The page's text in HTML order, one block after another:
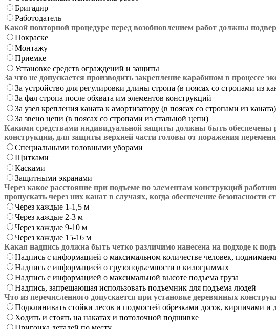
Бригадир
Работодатель
Какой повторной процедуре перед возобновлением работ должны
Покраске
Монтажу
Приемке
Установке средств ограждений и защиты
За что не допускается производить закрепление карабином в процессе
За устройство для регулировки длины стропа (в поясах со стропами из
За фал стропа после обхвата им элементов конструкций
За узел крепления каната к амортизатору (в поясах со стропами из каната)
За звено цепи (в поясах со стропами из стальной цепи)
Какими средствами индивидуальной защиты должны быть
конструкции, для защиты верхней части головы от поражения
Специальными головными уборами
Щитками
Касками
Защитными экранами
Через какое расстояние при подъеме по элементам конструкций
пропускать через них канат в случаях, когда обеспечение безопасности
Через каждые 1-1,5 м
Через каждые 2-3 м
Через каждые 9-10 м
Через каждые 15-16 м
Какая надпись должна быть четко различимо нанесена на подходе к
Надпись с информацией о максимальном количестве человек,
Надпись с информацией о грузоподъемности в килограммах
Надпись с информацией о максимальной высоте подъема груза
Надпись, запрещающая использовать подъемник для подъема людей
Что из перечисленного допускается при установке деревянных
Подклинивать стойки лесов и подмостей обрезками досок, кирпичами
Ходить и стоять на накатах и потолочной подшивке